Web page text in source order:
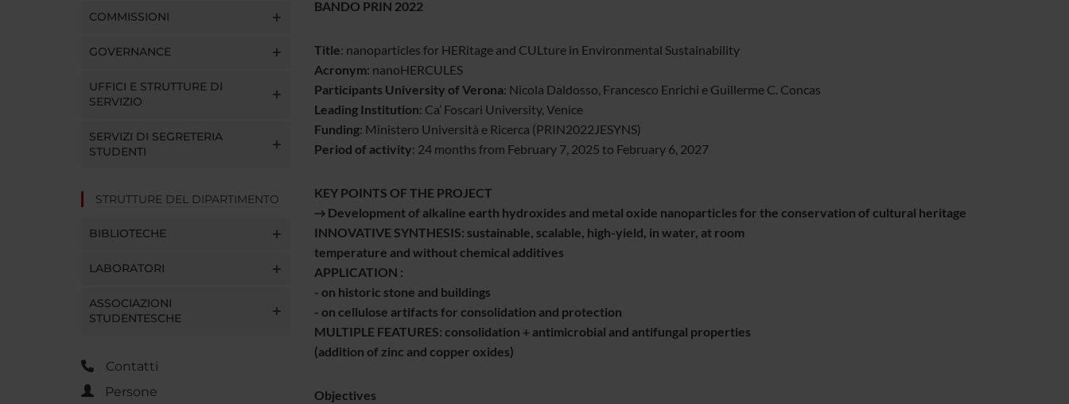
COMMISSIONI
GOVERNANCE
UFFICI E STRUTTURE DI
SERVIZIO
SERVIZI DI SEGRETERIA
STUDENTI
STRUTTURE DEL DIPARTIMENTO
BIBLIOTECHE
LABORATORI
ASSOCIAZIONI
STUDENTESCHE
Contatti
Persone
BANDO PRIN 2022
Title: nanoparticles for HERitage and CULture in Environmental Sustainability
Acronym: nanoHERCULES
Participants University of Verona: Nicola Daldosso, Francesco Enrichi e Guillerme C. Concas
Leading Institution: Ca’ Foscari University, Venice
Funding: Ministero Università e Ricerca (PRIN2022JESYNS)
Period of activity: 24 months from February 7, 2025 to February 6, 2027
KEY POINTS OF THE PROJECT
→ Development of alkaline earth hydroxides and metal oxide nanoparticles for the conservation of cultural heritage
INNOVATIVE SYNTHESIS: sustainable, scalable, high-yield, in water, at room
temperature and without chemical additives
APPLICATION :
- on historic stone and buildings
- on cellulose artifacts for consolidation and protection
MULTIPLE FEATURES: consolidation + antimicrobial and antifungal properties
(addition of zinc and copper oxides)
Objectives